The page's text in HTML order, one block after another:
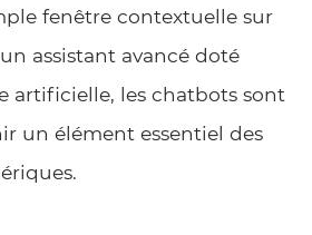
fenêtre contextuelle sur
assistant avancé doté
artificielle, les chatbots sont
un élément essentiel des